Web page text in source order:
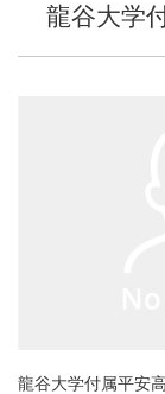
龍谷大学
龍谷大学付属平安